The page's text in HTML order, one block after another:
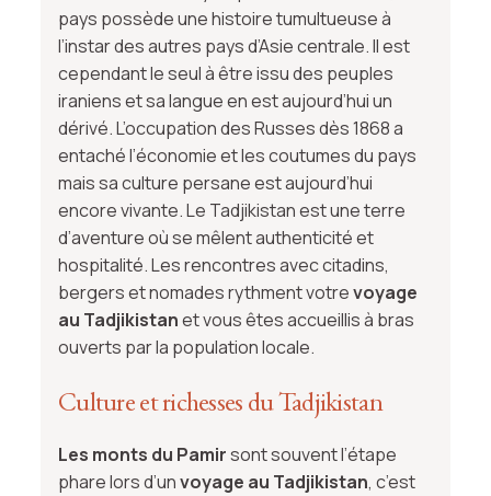
pays possède une histoire tumultueuse à
l’instar des autres pays d’Asie centrale. Il est
cependant le seul à être issu des peuples
iraniens et sa langue en est aujourd’hui un
dérivé. L’occupation des Russes dès 1868 a
entaché l’économie et les coutumes du pays
mais sa culture persane est aujourd’hui
encore vivante. Le Tadjikistan est une terre
d’aventure où se mêlent authenticité et
hospitalité. Les rencontres avec citadins,
bergers et nomades rythment votrevoyage
au Tadjikistanet vous êtes accueillis à bras
ouverts par la population locale.
Culture et richesses du Tadjikistan
Les monts du Pamirsont souvent l’étape
phare lors d’unvoyage au Tadjikistan, c’est